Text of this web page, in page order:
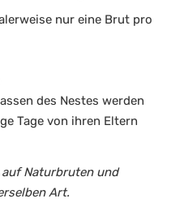
nur eine Brut pro
des Nestes werden
Tage von ihren Eltern
auf Naturbruten und
Art.